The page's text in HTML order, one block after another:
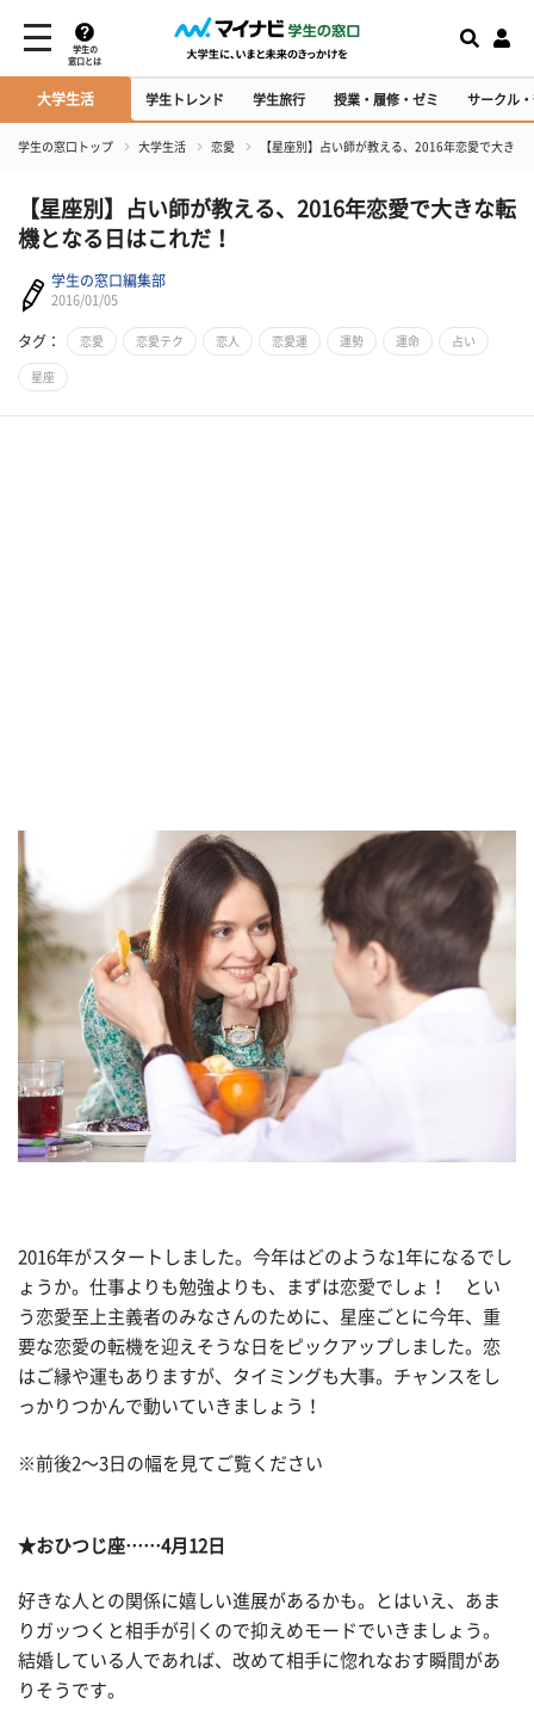
学生の
窓口とは
大学生活 学生トレンド 学生旅行 授業・履修・ゼミ サークル
学生の窓口トップ 大学生活 恋愛 【星座別】占い師が教える、2016年恋愛で大きな
【星座別】占い師が教える、2016年恋愛で大きな転
機となる日はこれだ！
学生の窓口編集部
2016/01/05
タグ： 恋愛 恋愛テク 恋人 恋愛運 運勢 運命 占い
星座
2016年がスタートしました。今年はどのような1年になるでし
ょうか。仕事よりも勉強よりも、まずは恋愛でしょ！ とい
う恋愛至上主義者のみなさんのために、星座ごとに今年、重
要な恋愛の転機を迎えそうな日をピックアップしました。恋
はご縁や運もありますが、タイミングも大事。チャンスをし
っかりつかんで動いていきましょう！
※前後2〜3日の幅を見てご覧ください
★おひつじ座……4月12日
好きな人との関係に嬉しい進展があるかも。とはいえ、あま
りガッつくと相手が引くので抑えめモードでいきましょう。
結婚している人であれば、改めて相手に惚れなおす瞬間があ
りそうです。